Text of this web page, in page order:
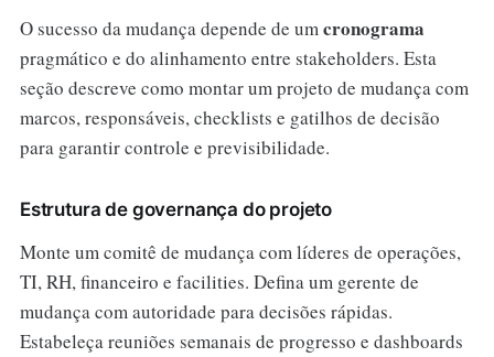
O sucesso da mudança depende de umcronograma
pragmático e do alinhamento entre stakeholders. Esta
seção descreve como montar um projeto de mudança com
marcos, responsáveis, checklists e gatilhos de decisão
para garantir controle e previsibilidade.
Estrutura de governança do projeto
Monte um comitê de mudança com líderes de operações,
TI, RH, financeiro e facilities. Defina um gerente de
mudança com autoridade para decisões rápidas.
Estabeleça reuniões semanais de progresso e dashboards